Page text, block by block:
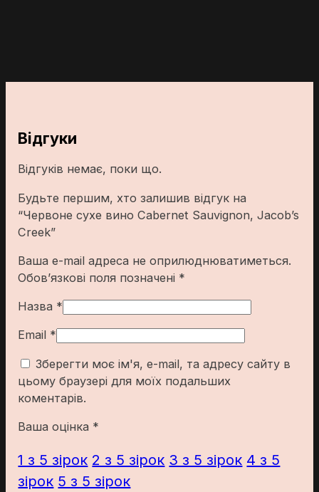
Відгуки
Відгуків немає, поки що.
Будьте першим, хто залишив відгук на
“Червоне сухе вино Cabernet Sauvignon, Jacob’s
Creek”
Ваша e-mail адреса не оприлюднюватиметься.
Обов’язкові поля позначені *
Назва *
Email *
Зберегти моє ім'я, e-mail, та адресу сайту в
цьому браузері для моїх подальших
коментарів.
Ваша оцінка *
1 з 5 зірок 2 з 5 зірок 3 з 5 зірок 4 з 5
зірок 5 з 5 зірок